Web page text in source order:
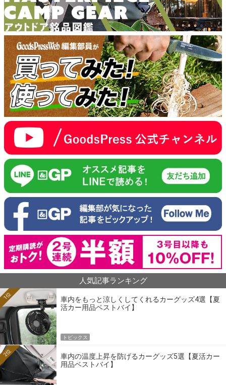
人気記事ランキング
車内をもっと涼しくしてくれるカーグッズ4選【夏
活カー用品ベストバイ】
1位
トピックス
車内の温度上昇を防げるカーグッズ5選【夏活カー
用品ベストバイ】
2位